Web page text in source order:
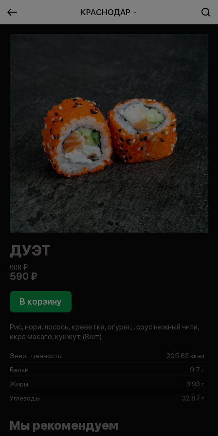
КРАСНОДАР
ДУЭТ
908 ₽
590 ₽
В корзину
Рис, нори, лосось, креветка, огурец, соус нежный чили,
икра масаго, кунжут (8шт).
Энерг. ценность
205.63 ккал
Белки
9.7 г
Жиры
3.93 г
Углеводы
32.87 г
Мы рекомендуем